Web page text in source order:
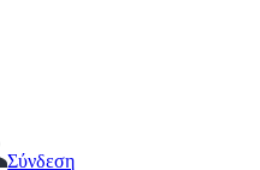
Σύνδεση